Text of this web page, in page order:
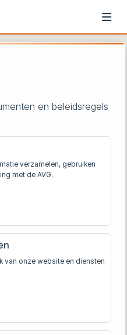
en beleidsregels
verzamelen, gebruiken
met de AVG.
van onze website en diensten